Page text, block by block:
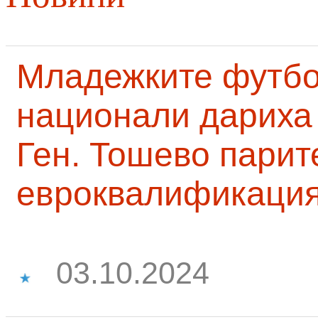
Младежките
национали
Ген. Тошево
03.10.2024